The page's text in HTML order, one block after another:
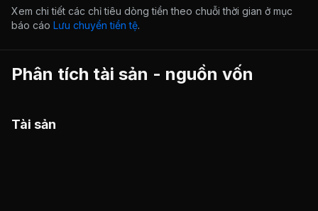
Xem chi tiết các chỉ tiêu dòng tiền theo chuỗi thời gian ở mục
báo cáo Lưu chuyển tiền tệ.
Phân tích tài sản - nguồn vốn
Tài sản